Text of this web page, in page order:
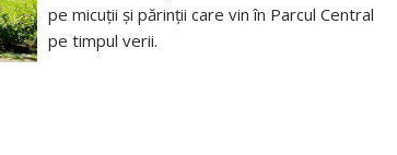
pe micuții și părinții care vin în Parcul Central
pe timpul verii.